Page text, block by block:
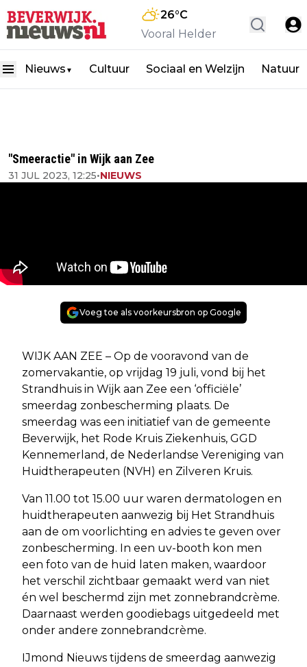
26°C
Vooral Helder
Nieuws ▼ Cultuur Sociaal en Welzijn Natuur
"Smeeractie" in Wijk aan Zee
31 JUL 2023, 12:25•NIEUWS
Voeg toe als voorkeursbron op Google
WIJK AAN ZEE – Op de vooravond van de
zomervakantie, op vrijdag 19 juli, vond bij het
Strandhuis in Wijk aan Zee een ‘officiële’
smeerdag zonbescherming plaats. De
smeerdag was een initiatief van de gemeente
Beverwijk, het Rode Kruis Ziekenhuis, GGD
Kennemerland, de Nederlandse Vereniging van
Huidtherapeuten (NVH) en Zilveren Kruis.
Van 11.00 tot 15.00 uur waren dermatologen en
huidtherapeuten aanwezig bij Het Strandhuis
aan de om voorlichting en advies te geven over
zonbescherming. In een uv-booth kon men
een foto van de huid laten maken, waardoor
het verschil zichtbaar gemaakt werd van niet
én wel beschermd zijn met zonnebrandcrème.
Daarnaast werden goodiebags uitgedeeld met
onder andere zonnebrandcrème.
IJmond Nieuws tijdens de smeerdag aanwezig